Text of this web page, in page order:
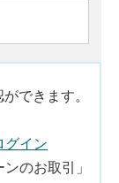
できます。
グイン
のお取引」